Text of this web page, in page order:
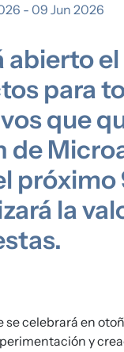
- 09 Jun 2026
abierto
para
que
de
próximo
la
se celebrará en
y